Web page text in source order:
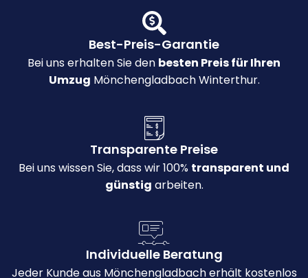
Best-Preis-Garantie
Bei uns erhalten Sie den besten Preis für Ihren
Umzug Mönchengladbach Winterthur.
Transparente Preise
Bei uns wissen Sie, dass wir 100% transparent und
günstig arbeiten.
Individuelle Beratung
Jeder Kunde aus Mönchengladbach erhält kostenlos